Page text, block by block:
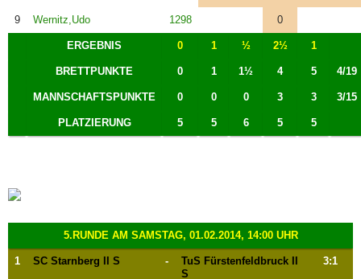
9 Wernitz,Udo 1298 0
ERGEBNIS 0 1 ½ 2½ 1
BRETTPUNKTE 0 1 1½ 4 5 4/19
MANNSCHAFTSPUNKTE 0 0 0 3 3 3/15
PLATZIERUNG 5 5 6 5 5
5.RUNDE AM SAMSTAG, 01.02.2014, 14:00 UHR
1 SC Starnberg II S -
TuS Fürstenfeldbruck II
S
3:1